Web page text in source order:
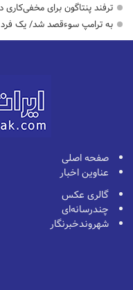
ترفند پنتاگون برای مخفی‌کاری
به ترامپ سوءقصد شد/ یک فرد ۳۸ ساله با مهماتش دستگیر شد
صفحه اصلی
عناوین اخبار
گالری عکس
چندرسانه‌ای
شهروندخبرنگار